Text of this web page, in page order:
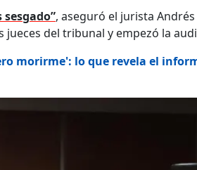
sesgado”, aseguró el jurista
jueces del tribunal y empezó la
morirme': lo que revela el